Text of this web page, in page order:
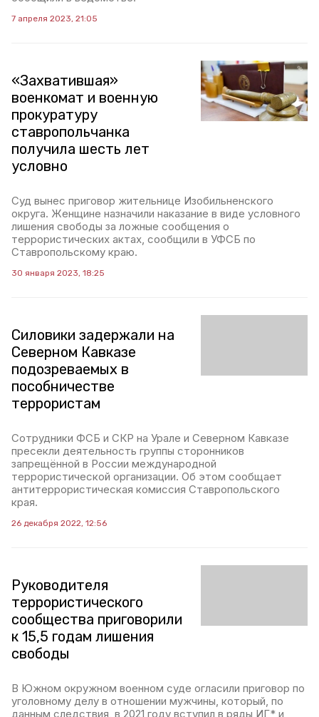
7 апреля 2023, 21:05
«Захватившая»
военкомат и военную
прокуратуру
ставропольчанка
получила шесть лет
условно
Суд вынес приговор жительнице Изобильненского
округа. Женщине назначили наказание в виде условного
лишения свободы за ложные сообщения о
террористических актах, сообщили в УФСБ по
Ставропольскому краю.
30 января 2023, 18:25
Силовики задержали на
Северном Кавказе
подозреваемых в
пособничестве
террористам
Сотрудники ФСБ и СКР на Урале и Северном Кавказе
пресекли деятельность группы сторонников
запрещённой в России международной
террористической организации. Об этом сообщает
антитеррористическая комиссия Ставропольского
края.
26 декабря 2022, 12:56
Руководителя
террористического
сообщества приговорили
к 15,5 годам лишения
свободы
В Южном окружном вое­нном суде огласили приговор по
уголовному делу в отношении мужчины, который, по
данным следствия, в 2021 году вступил в ряды ИГ* и